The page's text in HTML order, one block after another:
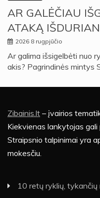
AR GALĖČIAU
ATAKĄ
2026 8 rugpjūčio
Ar galima išsigelbėti nuo
akis? Pagrindinės mintys
Zibainis.lt – įvairios
Kiekvienas lankytojas
Straipsnio talpinimai yra
mokesčiu.
10 retų ryklių, tykančių